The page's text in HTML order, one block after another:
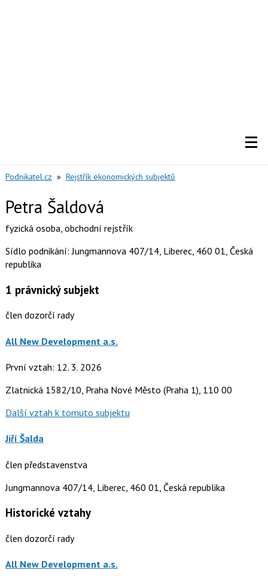
Podnikatel.cz » Rejstřík ekonomických subjektů
Petra Šaldová
fyzická osoba, obchodní rejstřík
Sídlo podnikání: Jungmannova 407/14, Liberec, 460 01, Česká
republika
1 právnický subjekt
člen dozorčí rady
All New Development a.s.
První vztah: 12. 3. 2026
Zlatnická 1582/10, Praha Nové Město (Praha 1), 110 00
Další vztah k tomuto subjektu
Jiří Šalda
člen představenstva
Jungmannova 407/14, Liberec, 460 01, Česká republika
Historické vztahy
člen dozorčí rady
All New Development a.s.